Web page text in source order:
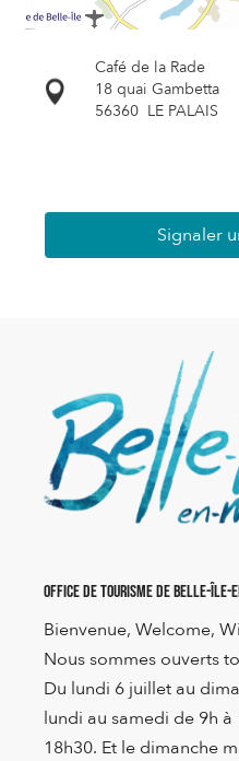
Café de la Rade
18 quai Gambetta
56360 LE PALAIS
Signaler
Office de Tourisme de Belle-Île-
Bienvenue, Welcome,
Nous sommes ouverts
Du lundi 6 juillet au
lundi au samedi de 9h
18h30. Et le dimanche